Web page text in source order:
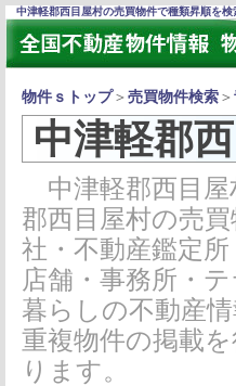
中津軽郡西目屋村の売買物件で種類昇順を検
物件ｓトップ＞ 売買物件検索 ＞
中津軽郡
中津軽郡西目屋
郡西目屋村の売
社・不動産鑑定
店舗・事務所・
暮らしの不動産
重複物件の掲載
ります。